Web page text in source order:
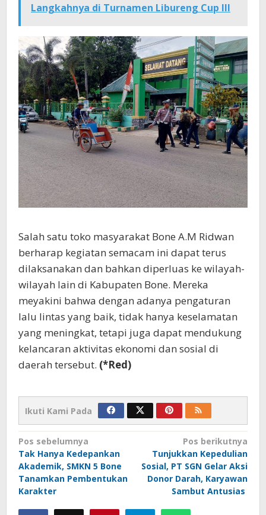
Langkahnya di Turnamen Libureng Cup III
Salah satu toko masyarakat Bone A.M Ridwan
berharap kegiatan semacam ini dapat terus
dilaksanakan dan bahkan diperluas ke wilayah-
wilayah lain di Kabupaten Bone. Mereka
meyakini bahwa dengan adanya pengaturan
lalu lintas yang baik, tidak hanya keselamatan
yang meningkat, tetapi juga dapat mendukung
kelancaran aktivitas ekonomi dan sosial di
daerah tersebut. (*Red)
Ikuti Kami Pada
Navigasi
pos
Pos sebelumnya
Tak Hanya Kedepankan
Akademik, SMKN 5 Bone
Tanamkan Pembentukan
Karakter
Pos berikutnya
Tunjukkan Kepedulian
Sosial, PT SGN Gelar Aksi
Donor Darah, Karyawan
Sambut Antusias